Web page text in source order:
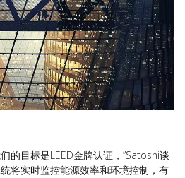
的目标是LEED金牌认证，”Satoshi谈
将实时监控能源效率和环境控制，有